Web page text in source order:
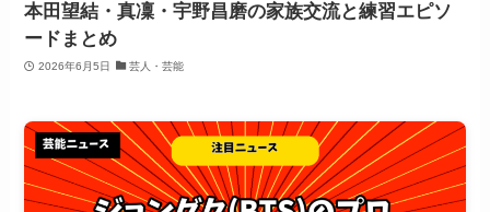
本田望結・真凜・宇野昌磨の家族交流と練習エピソ
ードまとめ
2026年6月5日 芸人・芸能